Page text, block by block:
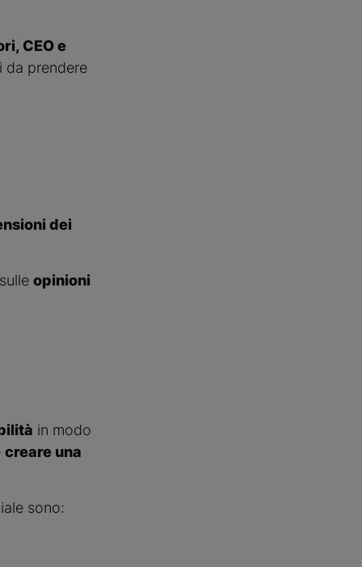
CEO e
da prendere
dei
opinioni
in modo
creare una
sono: